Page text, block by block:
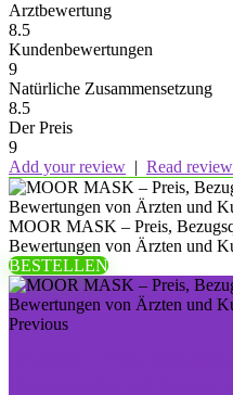
Arztbewertung
8.5
Kundenbewertungen
9
Natürliche Zusammensetzung
8.5
Der Preis
9
Add your review | Read
MOOR MASK – Preis,
Bewertungen von Ärzten und
BESTELLEN
Previous